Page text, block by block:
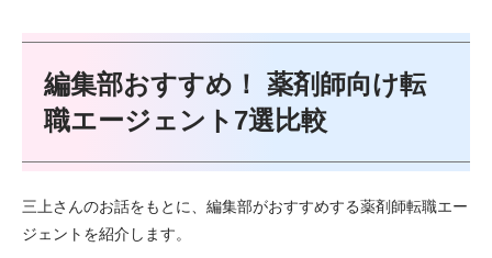
編集部おすすめ！ 薬剤師向け転
職エージェント7選比較
三上さんのお話をもとに、編集部がおすすめする薬剤師転職エー
ジェントを紹介します。